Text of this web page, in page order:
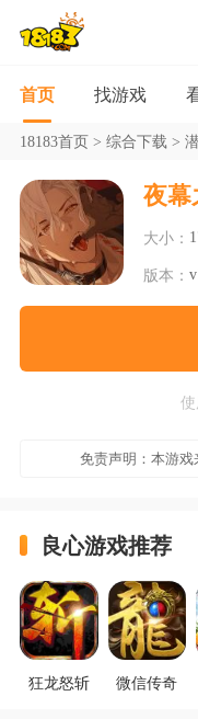
首页 找游戏
18183首页> 综合下载>
夜幕
大小：
版本：
使
免责声明：本游
良心游戏推荐
狂龙怒斩 微信传奇